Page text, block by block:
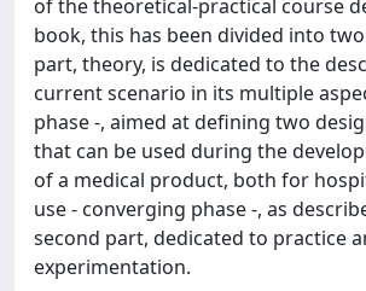
of the theoretical-practical course
book, this has been divided into
part, theory, is dedicated to the
current scenario in its multiple
phase -, aimed at defining two
that can be used during the
of a medical product, both for
use - converging phase -, as
second part, dedicated to practice
experimentation.